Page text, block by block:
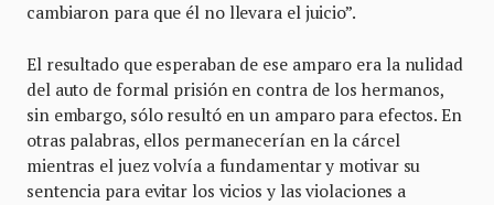
cambiaron para que él no llevara el juicio”.
El resultado que esperaban de ese amparo era la nulidad
del auto de formal prisión en contra de los hermanos,
sin embargo, sólo resultó en un amparo para efectos. En
otras palabras, ellos permanecerían en la cárcel
mientras el juez volvía a fundamentar y motivar su
sentencia para evitar los vicios y las violaciones a